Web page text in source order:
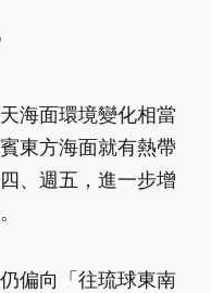
海面環境變化相當
東方海面就有熱帶
、週五，進一步增
偏向「往琉球東南